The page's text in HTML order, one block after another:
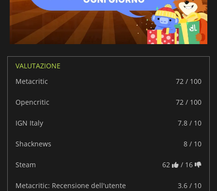
VALUTAZIONE
Metacritic
72 / 100
Opencritic 72 / 100
IGN Italy 7.8 / 10
Shacknews 8 / 10
Steam 62 / 16
Metacritic: Recensione dell'utente 3.6 / 10